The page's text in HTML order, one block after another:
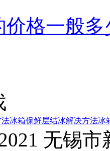
价格一般
法冰箱保鲜层结冰解决方法冰
无锡